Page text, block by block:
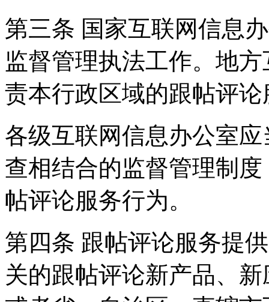
第三条 国家互联网信息
监督管理执法工作。地
责本行政区域的跟帖评
各级互联网信息办公室
查相结合的监督管理制
帖评论服务行为。
第四条 跟帖评论服务提
关的跟帖评论新产品、